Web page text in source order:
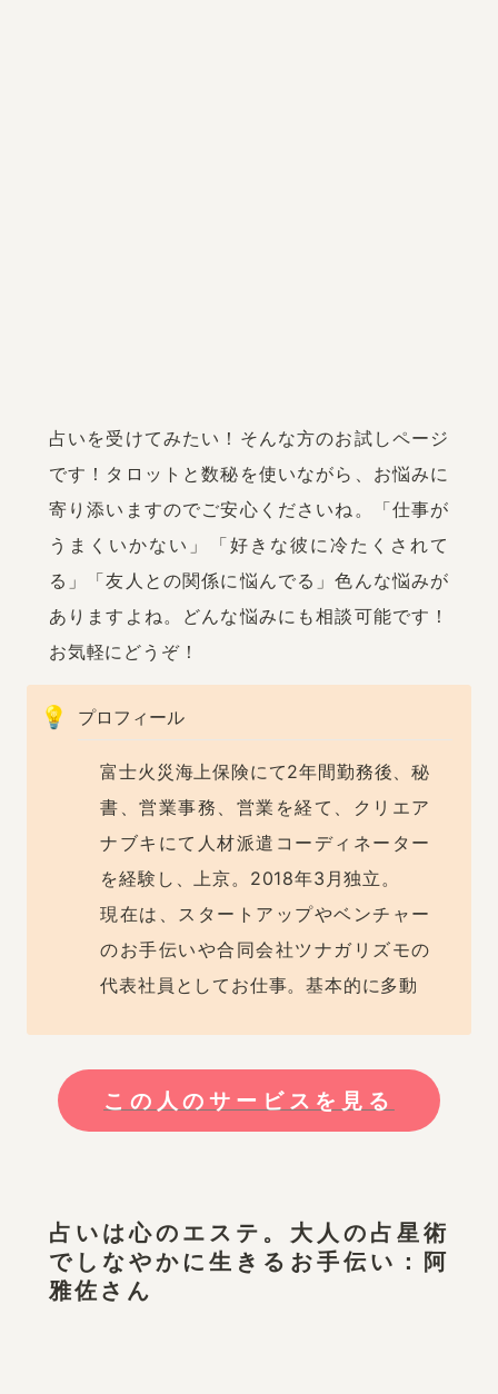
占いを受けてみたい！そんな方のお試しページ
です！タロットと数秘を使いながら、お悩みに
寄り添いますのでご安心くださいね。「仕事が
うまくいかない」「好きな彼に冷たくされて
る」「友人との関係に悩んでる」色んな悩みが
ありますよね。どんな悩みにも相談可能です！
お気軽にどうぞ！
💡 プロフィール
富士火災海上保険にて2年間勤務後、秘
書、営業事務、営業を経て、クリエア
ナブキにて人材派遣コーディネーター
を経験し、上京。2018年3月独立。
現在は、スタートアップやベンチャー
のお手伝いや合同会社ツナガリズモの
代表社員としてお仕事。基本的に多動
この人のサービスを見る
占いは心のエステ。大人の占星術
でしなやかに生きるお手伝い：阿
雅佐さん